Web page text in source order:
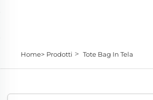
Home> Prodotti > Tote Bag In Tela